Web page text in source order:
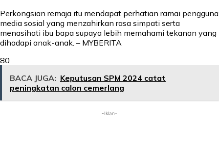
Perkongsian remaja itu mendapat perhatian ramai pengguna
media sosial yang menzahirkan rasa simpati serta
menasihati ibu bapa supaya lebih memahami tekanan yang
dihadapi anak-anak. – MYBERITA
80
BACA JUGA: Keputusan SPM 2024 catat
peningkatan calon cemerlang
-Iklan-